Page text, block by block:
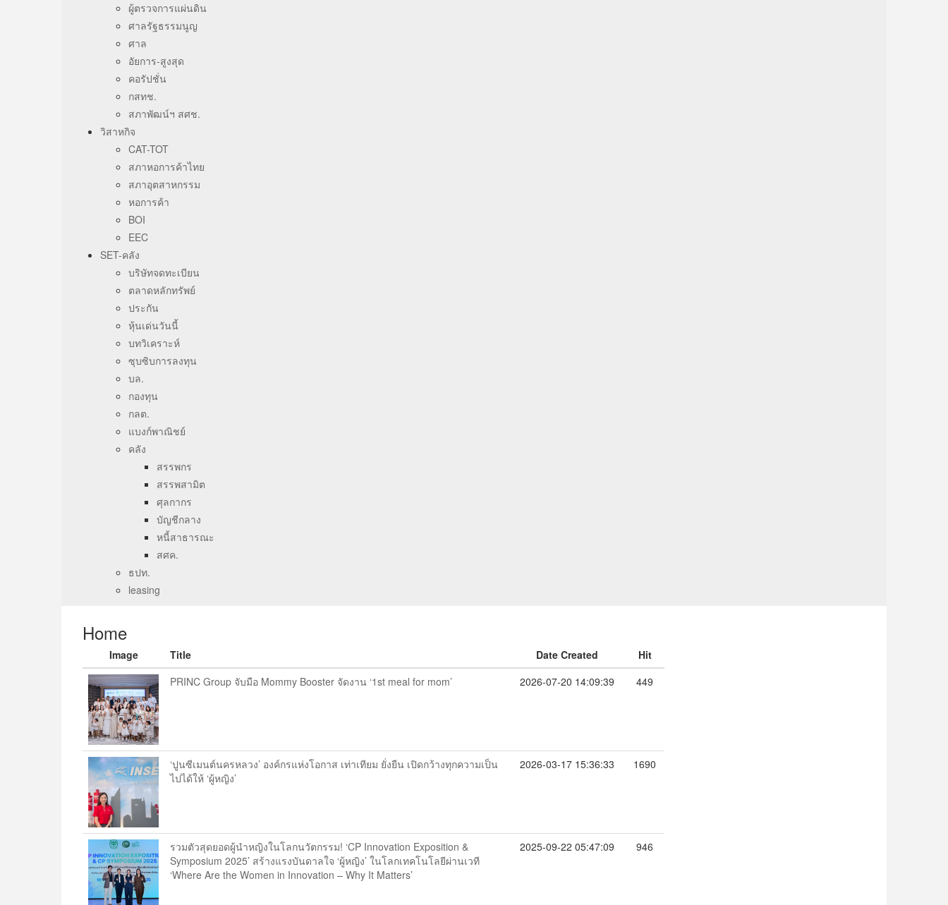
ผู้ตรวจการแผ่นดิน
ศาลรัฐธรรมนูญ
ศาล
อัยการ-สูงสุด
คอรัปชั่น
กสทช.
สภาพัฒน์ฯ สศช.
วิสาหกิจ
CAT-TOT
สภาหอการค้าไทย
สภาอุตสาหกรรม
หอการค้า
BOI
EEC
SET-คลัง
บริษัทจดทะเบียน
ตลาดหลักทรัพย์
ประกัน
หุ้นเด่นวันนี้
บทวิเคราะห์
ซุบซิบการลงทุน
บล.
กองทุน
กลต.
แบงก์พาณิชย์
คลัง
สรรพกร
สรรพสามิต
ศุลกากร
บัญชีกลาง
หนี้สาธารณะ
สศค.
ธปท.
leasing
Home
Image Title Date Created
Hit
PRINC Group จับมือ Mommy Booster จัดงาน ‘1st meal for mom’
2026-07-20 14:09:39 449
‘ปูนซีเมนต์นครหลวง’ องค์กรแห่งโอกาส เท่าเทียม ยั่งยืน เปิดกว้างทุกความเป็น
ไปได้ให้ ‘ผู้หญิง’
2026-03-17 15:36:33 1690
รวมตัวสุดยอดผู้นำหญิงในโลกนวัตกรรม! ‘CP Innovation Exposition &
Symposium 2025’ สร้างแรงบันดาลใจ ‘ผู้หญิง’ ในโลกเทคโนโลยีผ่านเวที
‘Where Are the Women in Innovation – Why It Matters’
2025-09-22 05:47:09 946